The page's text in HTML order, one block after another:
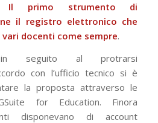
Il primo strumento di
il registro elettronico che
docenti come sempre.
in seguito al protrarsi
con l’ufficio tecnico si è
la proposta attraverso le
for Education. Finora
disponevano di account